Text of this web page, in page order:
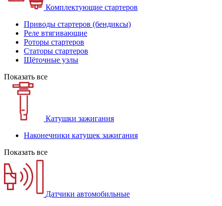
Комплектующие стартеров
Приводы стартеров (бендиксы)
Реле втягивающие
Роторы стартеров
Статоры стартеров
Щёточные узлы
Показать все
Катушки зажигания
Наконечники катушек зажигания
Показать все
Датчики автомобильные